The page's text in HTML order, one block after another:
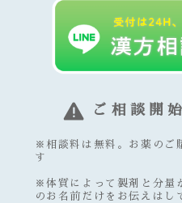
ご相談開
※相談料は無料。お薬のご
す
※体質によって製剤と分量
のお名前だけをお伝えはし